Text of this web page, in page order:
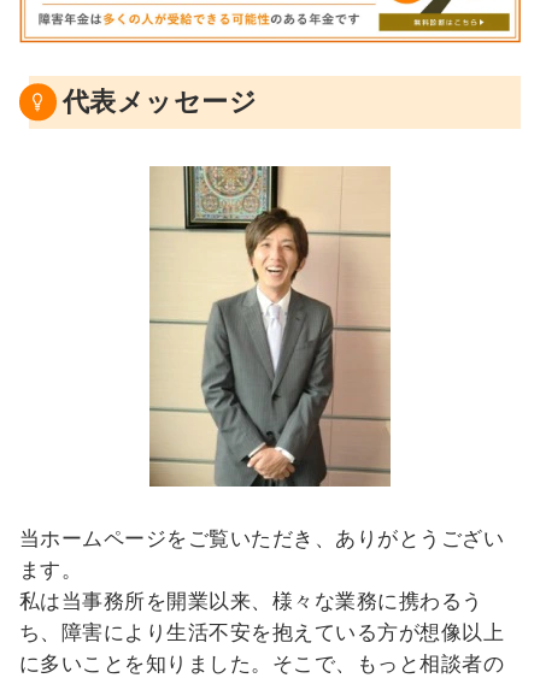
代表メッセージ
当ホームページをご覧いただき、ありがとうござい
ます。
私は当事務所を開業以来、様々な業務に携わるう
ち、障害により生活不安を抱えている方が想像以上
に多いことを知りました。そこで、もっと相談者の